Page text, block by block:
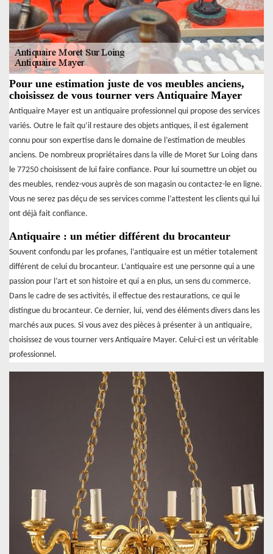
Pour une estimation juste de vos meubles anciens,
choisissez de vous tourner vers Antiquaire Mayer
Antiquaire Mayer est un antiquaire professionnel qui propose des services
variés. Outre le fait qu’il restaure des objets antiques, il est également
connu pour son expertise dans le domaine de l’estimation de meubles
anciens. De nombreux propriétaires dans la ville de Moret Sur Loing dans
le 77250 choisissent de lui faire confiance. Pour lui soumettre un objet ou
des meubles, rendez-vous auprès de son magasin ou contactez-le en ligne.
Vous ne serez pas déçu de ses services comme l’attestent les clients qui lui
ont déjà fait confiance.
Antiquaire : un métier différent du brocanteur
Souvent confondu par les profanes, l’antiquaire est un métier totalement
différent de celui du brocanteur. L’antiquaire est une personne qui a une
passion pour l’art et son histoire et qui a en plus, un sens du commerce.
Dans le cadre de ses activités, il effectue des restaurations, ce qui le
distingue du brocanteur. Ce dernier, lui, vend des éléments divers dans les
marchés aux puces. Si vous avez des pièces à présenter à un antiquaire,
choisissez de vous tourner vers Antiquaire Mayer. Celui-ci est un véritable
professionnel.